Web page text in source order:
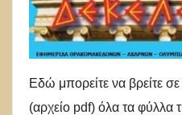
Εδώ μπορείτε να βρείτε
(αρχείο pdf) όλα τα φύλλα